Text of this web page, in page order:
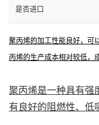
是否进口
聚丙烯的加工性能良好，可
丙烯的生产成本相对较低，
聚丙烯是一种具有强
有良好的阻燃性、低